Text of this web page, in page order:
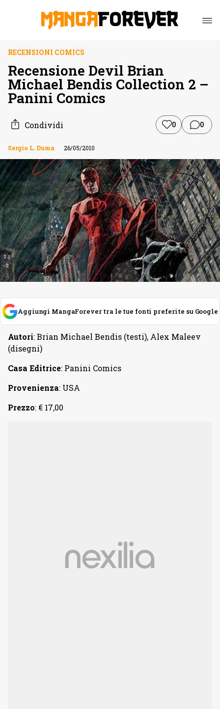
RECENSIONI COMICS
Recensione Devil Brian
Michael Bendis Collection 2 –
Panini Comics
Condividi 0 0
Sergio L. Duma 26/05/2010
Aggiungi MangaForever tra le tue fonti preferite su Google
Autori: Brian Michael Bendis (testi), Alex Maleev
(disegni)
Casa Editrice: Panini Comics
Provenienza: USA
Prezzo: € 17,00